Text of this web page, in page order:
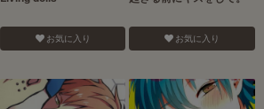
お気に入り お気に入り